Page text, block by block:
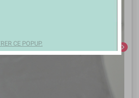
chevron_right
CE POPUP.